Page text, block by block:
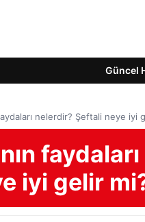
Güncel
nelerdir? Şeftali neye iyi
iyi gelir